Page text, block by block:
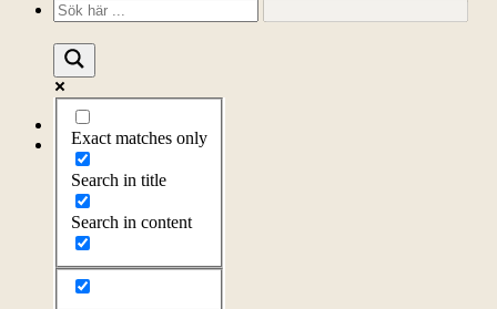
Exact matches only
Search in title
Search in content
Startsida
Om föreningen
Årsprogram
Kontakt
Styrelsen
Litteratur